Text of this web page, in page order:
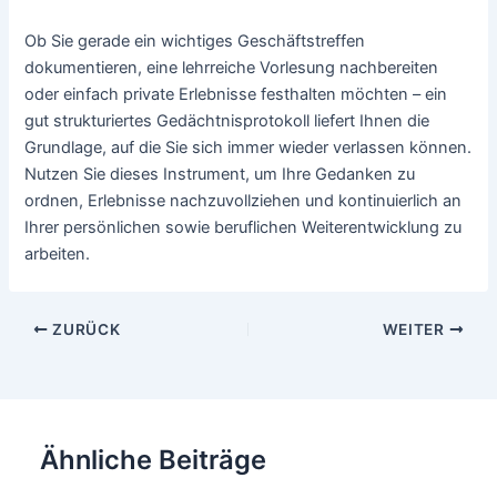
Ob Sie gerade ein wichtiges Geschäftstreffen
dokumentieren, eine lehrreiche Vorlesung nachbereiten
oder einfach private Erlebnisse festhalten möchten – ein
gut strukturiertes Gedächtnisprotokoll liefert Ihnen die
Grundlage, auf die Sie sich immer wieder verlassen können.
Nutzen Sie dieses Instrument, um Ihre Gedanken zu
ordnen, Erlebnisse nachzuvollziehen und kontinuierlich an
Ihrer persönlichen sowie beruflichen Weiterentwicklung zu
arbeiten.
Beitragsnavigation
ZURÜCK WEITER
Ähnliche Beiträge